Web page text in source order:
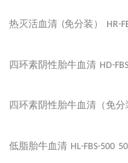
热灭活血清 (免分装） HR-
四环素阴性胎牛血清 HD-
四环素阴性胎牛血清（免分
低脂胎牛血清 HL-FBS-500